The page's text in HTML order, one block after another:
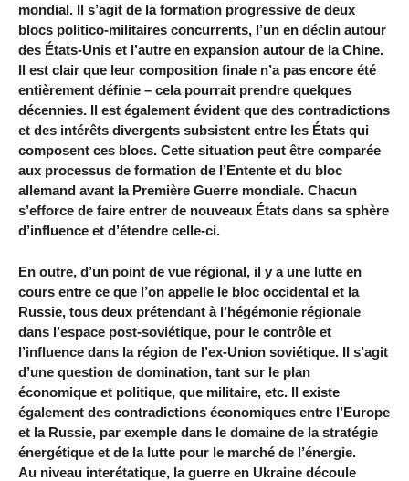
mondial. Il s’agit de la formation progressive de deux
blocs politico-militaires concurrents, l’un en déclin autour
des États-Unis et l’autre en expansion autour de la Chine.
Il est clair que leur composition finale n’a pas encore été
entièrement définie – cela pourrait prendre quelques
décennies. Il est également évident que des contradictions
et des intérêts divergents subsistent entre les États qui
composent ces blocs. Cette situation peut être comparée
aux processus de formation de l’Entente et du bloc
allemand avant la Première Guerre mondiale. Chacun
s’efforce de faire entrer de nouveaux États dans sa sphère
d’influence et d’étendre celle-ci.
En outre, d’un point de vue régional, il y a une lutte en
cours entre ce que l’on appelle le bloc occidental et la
Russie, tous deux prétendant à l’hégémonie régionale
dans l’espace post-soviétique, pour le contrôle et
l’influence dans la région de l’ex-Union soviétique. Il s’agit
d’une question de domination, tant sur le plan
économique et politique, que militaire, etc. Il existe
également des contradictions économiques entre l’Europe
et la Russie, par exemple dans le domaine de la stratégie
énergétique et de la lutte pour le marché de l’énergie.
Au niveau interétatique, la guerre en Ukraine découle